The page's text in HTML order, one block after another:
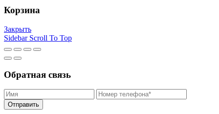
Корзина
Закрыть
Sidebar Scroll To Top
Обратная связь
Отправить